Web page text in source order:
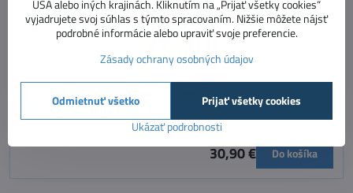
Maľovanie pieskom - Domáci miláčikovia, midi sada
sada na maľovanie s pieskom
30,90 € Do košíka
USA alebo iných krajinách. Kliknutím na „Prijať všetky cookies“
vyjadrujete svoj súhlas s týmto spracovaním. Nižšie môžete nájsť
podrobné informácie alebo upraviť svoje preferencie.
Zásady ochrany osobných údajov
Ukázať podrobnosti
Prijať všetky cookies
Odmietnuť všetko